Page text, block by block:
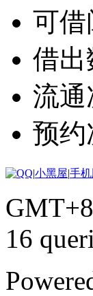
可借
借出
流通
预约
|小黑屋|手机
16